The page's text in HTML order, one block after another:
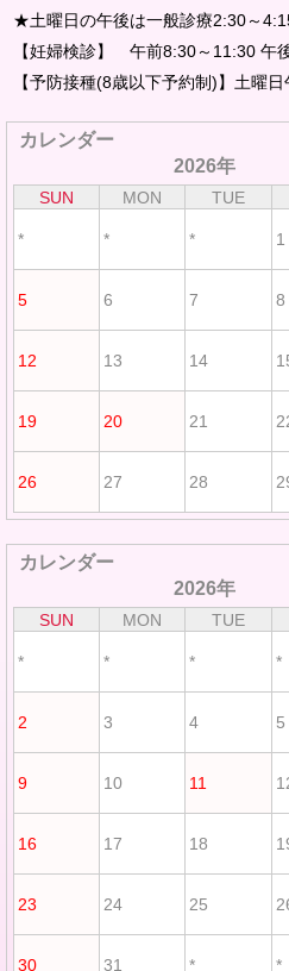
★土曜日の午後は一般診療2:30～
【妊婦検診】 午前8:30～11:30 午
【予防接種(8歳以下予約制)】土曜
2026年
カレンダー
SUN MON TUE
* * * 1
5 6 7 8
12 13 14
19 20 21
26 27 28
2026年
カレンダー
SUN MON TUE
* * * *
2 3 4 5
9 10 11
16 17 18
23 24 25
30 31 * *